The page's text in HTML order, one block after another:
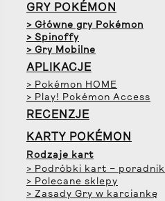
GRY POKÉMON
> Główne gry Pokémon
> Spinoffy
> Gry Mobilne
APLIKACJE
> Pokémon HOME
> Play! Pokémon Access
RECENZJE
KARTY POKÉMON
Rodzaje kart
> Podróbki kart – poradnik
> Polecane sklepy
> Zasady Gry w karciankę